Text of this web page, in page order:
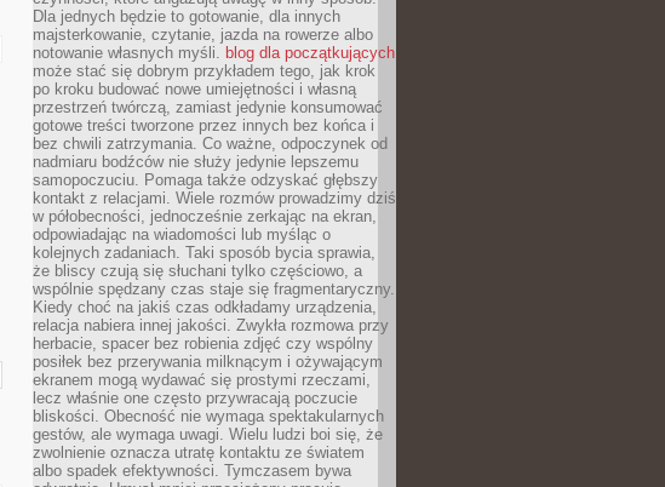
Dla jednych będzie to gotowanie, dla innych
majsterkowanie, czytanie, jazda na rowerze albo
notowanie własnych myśli. blog dla początkujących
może stać się dobrym przykładem tego, jak krok
po kroku budować nowe umiejętności i własną
przestrzeń twórczą, zamiast jedynie konsumować
gotowe treści tworzone przez innych bez końca i
bez chwili zatrzymania. Co ważne, odpoczynek od
nadmiaru bodźców nie służy jedynie lepszemu
samopoczuciu. Pomaga także odzyskać głębszy
kontakt z relacjami. Wiele rozmów prowadzimy dziś
w półobecności, jednocześnie zerkając na ekran,
odpowiadając na wiadomości lub myśląc o
kolejnych zadaniach. Taki sposób bycia sprawia,
że bliscy czują się słuchani tylko częściowo, a
wspólnie spędzany czas staje się fragmentaryczny.
Kiedy choć na jakiś czas odkładamy urządzenia,
relacja nabiera innej jakości. Zwykła rozmowa przy
herbacie, spacer bez robienia zdjęć czy wspólny
posiłek bez przerywania milknącym i ożywającym
ekranem mogą wydawać się prostymi rzeczami,
lecz właśnie one często przywracają poczucie
bliskości. Obecność nie wymaga spektakularnych
gestów, ale wymaga uwagi. Wielu ludzi boi się, że
zwolnienie oznacza utratę kontaktu ze światem
albo spadek efektywności. Tymczasem bywa